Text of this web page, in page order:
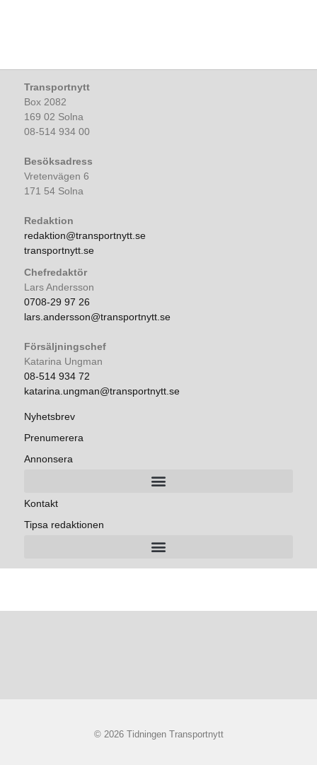
Transportnytt
Box 2082
169 02 Solna
08-514 934 00
Besöksadress
Vretenvägen 6
171 54 Solna
Redaktion
redaktion@transportnytt.se
transportnytt.se
Chefredaktör
Lars Andersson
0708-29 97 26
lars.andersson@transportnytt.se
Försäljningschef
Katarina Ungman
08-514 934 72
katarina.ungman@transportnytt.se
Nyhetsbrev
Prenumerera
Annonsera
Kontakt
Tipsa redaktionen
© 2026 Tidningen Transportnytt